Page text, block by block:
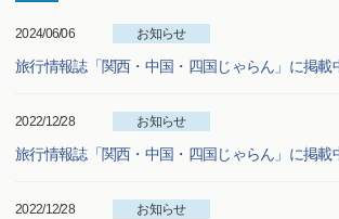
2024/06/06 お知らせ
旅行情報誌「関西・中国・四国じゃらん」に掲載
2022/12/28 お知らせ
旅行情報誌「関西・中国・四国じゃらん」に掲載
2022/12/28 お知らせ